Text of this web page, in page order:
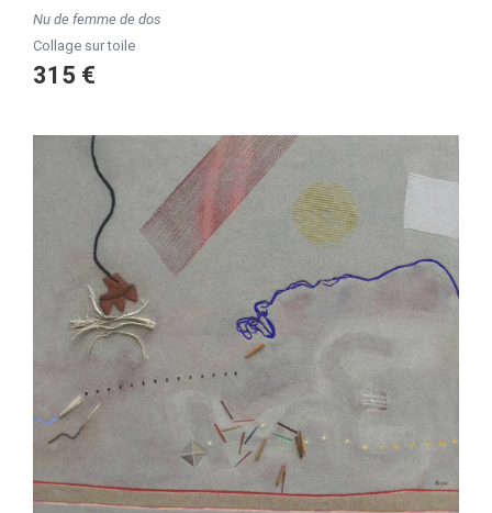
Nu de femme de dos
Collage sur toile
315 €